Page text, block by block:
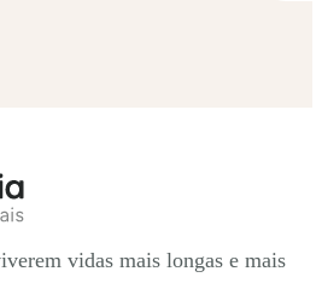
vidas mais longas e mais